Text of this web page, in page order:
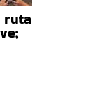
ruta